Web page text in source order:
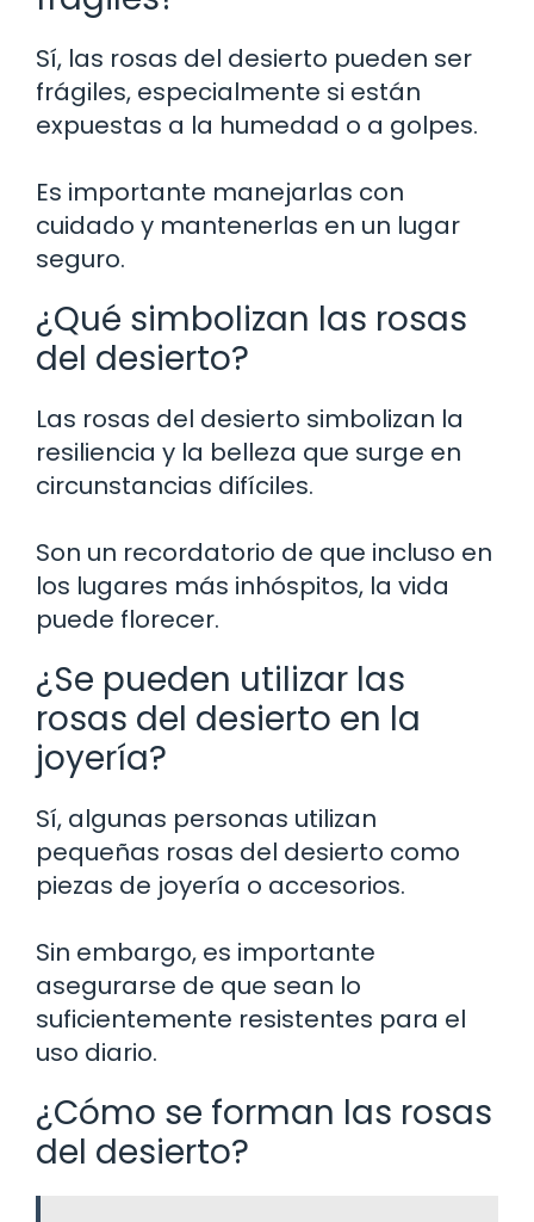
Sí, las rosas del desierto pueden ser
frágiles, especialmente si están
expuestas a la humedad o a golpes.
Es importante manejarlas con
cuidado y mantenerlas en un lugar
seguro.
¿Qué simbolizan las rosas
del desierto?
Las rosas del desierto simbolizan la
resiliencia y la belleza que surge en
circunstancias difíciles.
Son un recordatorio de que incluso en
los lugares más inhóspitos, la vida
puede florecer.
¿Se pueden utilizar las
rosas del desierto en la
joyería?
Sí, algunas personas utilizan
pequeñas rosas del desierto como
piezas de joyería o accesorios.
Sin embargo, es importante
asegurarse de que sean lo
suficientemente resistentes para el
uso diario.
¿Cómo se forman las rosas
del desierto?